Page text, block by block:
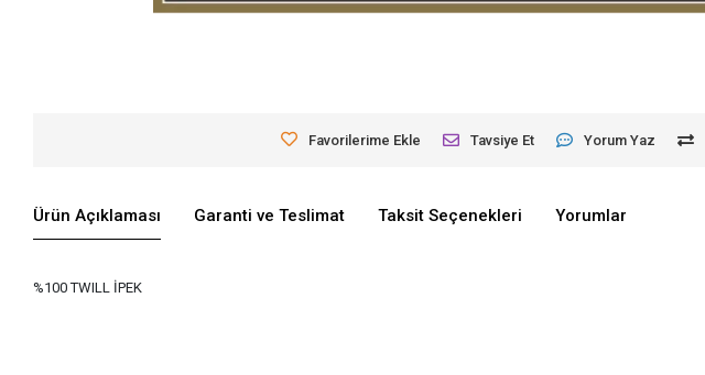
Favorilerime Ekle Tavsiye Et Yorum Yaz
Ürün Açıklaması Garanti ve Teslimat Taksit Seçenekleri Yorumlar
%100 TWILL İPEK